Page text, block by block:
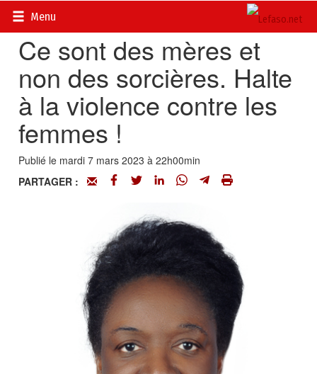
Menu
Accueil>
Ce sont des mères et
non des sorcières. Halte
à la violence contre les
femmes !
Publié le mardi 7 mars 2023 à 22h00min
PARTAGER :